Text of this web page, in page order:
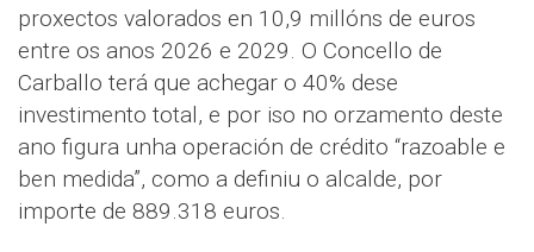
proxectos valorados en 10,9 millóns de euros
entre os anos 2026 e 2029. O Concello de
Carballo terá que achegar o 40% dese
investimento total, e por iso no orzamento deste
ano figura unha operación de crédito “razoable e
ben medida”, como a definiu o alcalde, por
importe de 889.318 euros.